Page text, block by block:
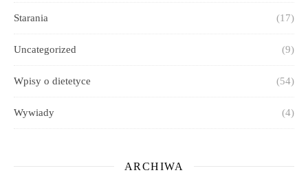
Starania (17)
Uncategorized (9)
Wpisy o dietetyce (54)
Wywiady (4)
ARCHIWA